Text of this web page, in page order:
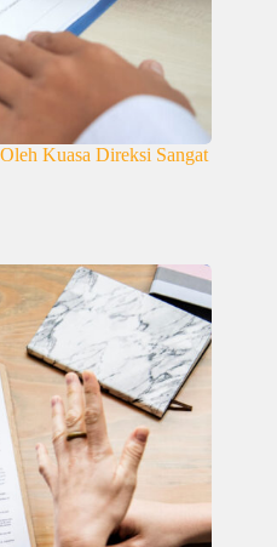
Kuasa Direksi Sangat